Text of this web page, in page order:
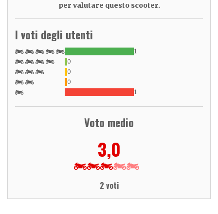
per valutare questo scooter.
I voti degli utenti
1
0
0
0
1
Voto medio
3,0
2 voti